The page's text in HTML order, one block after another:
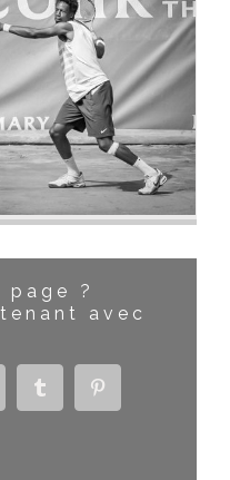
!
page ?
avec
WhatsAppTumblr